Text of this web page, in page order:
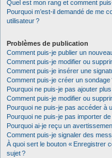
Quel est mon rang et comment
Pourquoi m’est-il demandé de me
utilisateur ?
Problèmes de publication
Comment puis-je publier un
Comment puis-je modifier ou
Comment puis-je insérer une
Comment puis-je créer un sondage
Pourquoi ne puis-je pas ajouter
Comment puis-je modifier ou
Pourquoi ne puis-je pas accéder à
Pourquoi ne puis-je pas importer
Pourquoi ai-je reçu un
Comment puis-je signaler des
À quoi sert le bouton « Enregistrer
sujet ?